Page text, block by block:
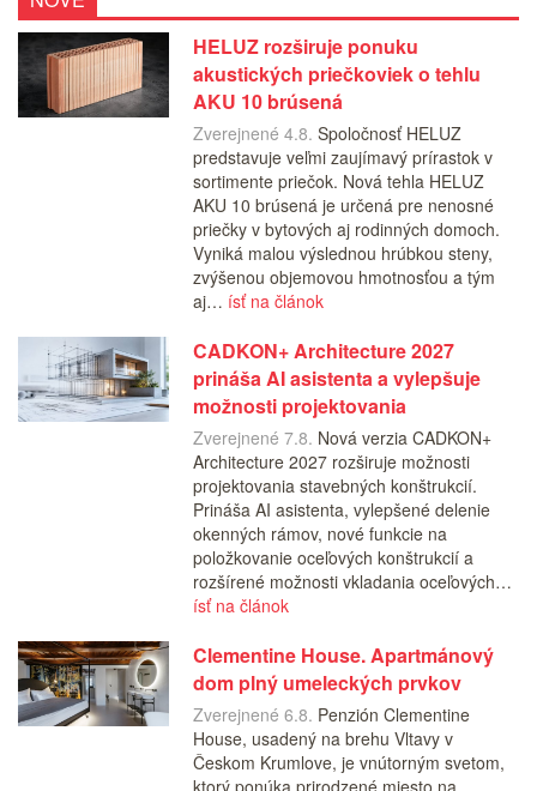
HELUZ rozširuje ponuku
akustických priečkoviek o tehlu
AKU 10 brúsená
Zverejnené 4.8. Spoločnosť HELUZ
predstavuje veľmi zaujímavý prírastok v
sortimente priečok. Nová tehla HELUZ
AKU 10 brúsená je určená pre nenosné
priečky v bytových aj rodinných domoch.
Vyniká malou výslednou hrúbkou steny,
zvýšenou objemovou hmotnosťou a tým
aj… ísť na článok
CADKON+ Architecture 2027
prináša AI asistenta a vylepšuje
možnosti projektovania
Zverejnené 7.8. Nová verzia CADKON+
Architecture 2027 rozširuje možnosti
projektovania stavebných konštrukcií.
Prináša AI asistenta, vylepšené delenie
okenných rámov, nové funkcie na
položkovanie oceľových konštrukcií a
rozšírené možnosti vkladania oceľových…
ísť na článok
Clementine House. Apartmánový
dom plný umeleckých prvkov
Zverejnené 6.8. Penzión Clementine
House, usadený na brehu Vltavy v
Českom Krumlove, je vnútorným svetom,